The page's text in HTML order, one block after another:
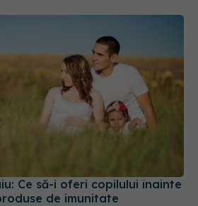
Ce să-i oferi copilului înainte
de imunitate